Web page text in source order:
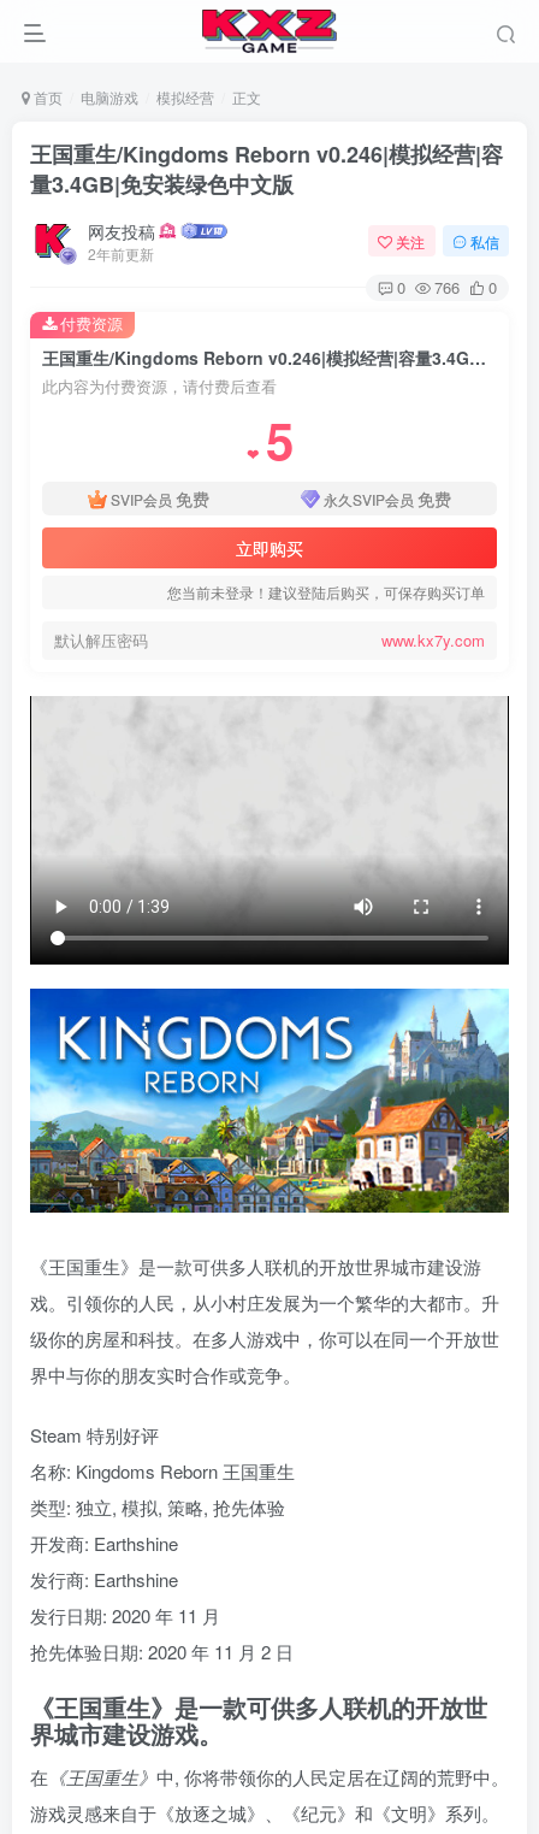
首页 电脑游戏 模拟经营 正文
王国重生/Kingdoms Reborn v0.246|模拟经营|容
量3.4GB|免安装绿色中文版
网友投稿
2年前更新
关注 私信
0 766 0
王国重生/Kingdoms Reborn v0.246|模拟经营|容量3.4GB|免安装绿色中文版
此内容为付费资源，请付费后查看
❤ 5
SVIP会员 免费 永久SVIP会员 免费
立即购买
您当前未登录！建议登陆后购买，可保存购买订单
默认解压密码 www.kx7y.com
付费资源
《王国重生》是一款可供多人联机的开放世界城市建设游
戏。引领你的人民，从小村庄发展为一个繁华的大都市。升
级你的房屋和科技。在多人游戏中，你可以在同一个开放世
界中与你的朋友实时合作或竞争。
Steam 特别好评
名称: Kingdoms Reborn 王国重生
类型: 独立, 模拟, 策略, 抢先体验
开发商: Earthshine
发行商: Earthshine
发行日期: 2020 年 11 月
抢先体验日期: 2020 年 11 月 2 日
《王国重生》是一款可供多人联机的开放世
界城市建设游戏。
在 《王国重生》 中, 你将带领你的人民定居在辽阔的荒野中。
游戏灵感来自于《放逐之城》、《纪元》和《文明》系列。